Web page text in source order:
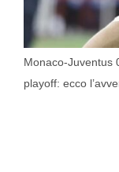
Monaco-Juventus
playoff: ecco